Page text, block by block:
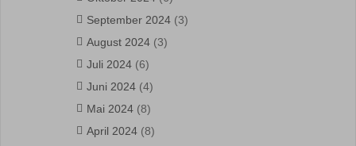
September 2024 (3)
August 2024 (3)
Juli 2024 (6)
Juni 2024 (4)
Mai 2024 (8)
April 2024 (8)